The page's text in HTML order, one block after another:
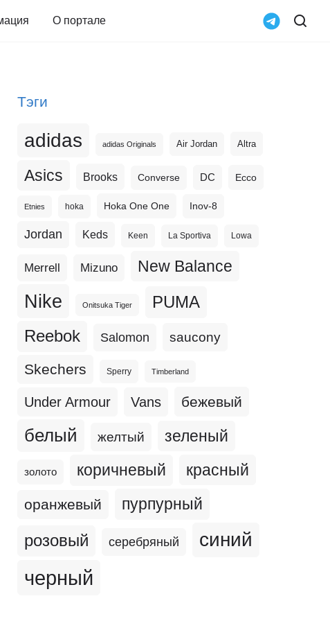
О портале
Тэги
adidas adidas Originals Air Jordan Altra
Asics Brooks Converse DC Ecco
Etnies hoka Hoka One One Inov-8
Jordan Keds Keen La Sportiva Lowa
Merrell Mizuno New Balance
Nike Onitsuka Tiger PUMA
Reebok Salomon saucony
Skechers Sperry Timberland
Under Armour Vans бежевый
белый желтый зеленый
золото коричневый красный
оранжевый пурпурный
розовый серебряный синий
черный